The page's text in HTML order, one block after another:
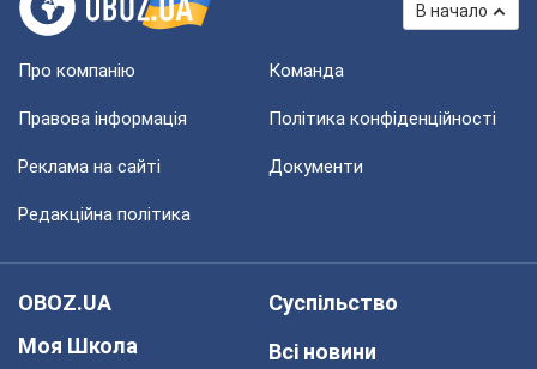
В начало
Про компанію Команда
Правова інформація Політика конфіденційності
Реклама на сайті Документи
Редакційна політика
OBOZ.UA
Моя Школа
Суспільство
Всі новини